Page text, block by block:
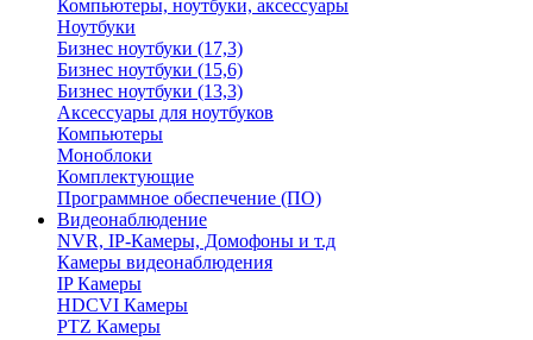
Компьютеры, ноутбуки, аксессуары
Ноутбуки
Бизнес ноутбуки (17,3)
Бизнес ноутбуки (15,6)
Бизнес ноутбуки (13,3)
Аксессуары для ноутбуков
Компьютеры
Моноблоки
Комплектующие
Программное обеспечение (ПО)
Видеонаблюдение
NVR, IP-Камеры, Домофоны и т.д
Камеры видеонаблюдения
IP Камеры
HDCVI Камеры
PTZ Камеры